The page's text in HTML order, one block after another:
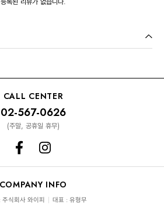
CALL CENTER
02-567-0626
(주말, 공휴일 휴무)
COMPANY INFO
주식회사 와이피
대표 : 유형무